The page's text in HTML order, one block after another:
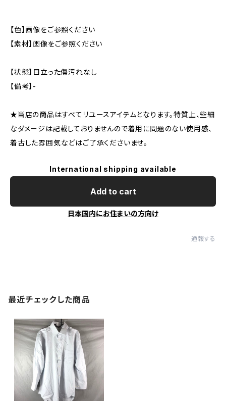
【色】画像をご参照ください
【素材】画像をご参照ください
【状態】目立った傷汚れなし
【備考】-
★当店の商品はすべてリユースアイテムとなります。特質上、些細
なダメージは記載しておりませんので着用に問題のない使用感、
着古した雰囲気などはご了承くださいませ。
International shipping available
Add to cart
日本国内にお住まいの方向け
通報する
最近チェックした商品